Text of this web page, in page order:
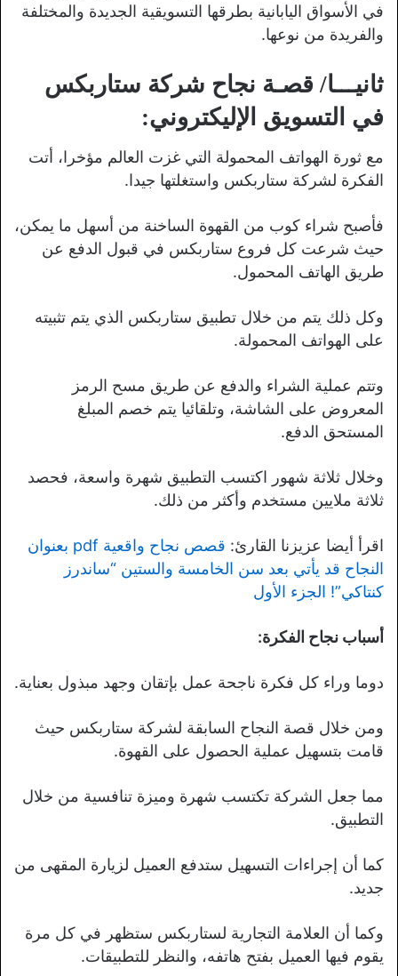
في الأسواق اليابانية بطرقها التسويقية الجديدة والمختلفة
والفريدة من نوعها.
ثانيـــا/ قصـة نجاح شركة ستاربكس
في التسويق الإليكتروني:
مع ثورة الهواتف المحمولة التي غزت العالم مؤخرا، أتت
الفكرة لشركة ستاربكس واستغلتها جيدا.
فأصبح شراء كوب من القهوة الساخنة من أسهل ما يمكن،
حيث شرعت كل فروع ستاربكس في قبول الدفع عن
طريق الهاتف المحمول.
وكل ذلك يتم من خلال تطبيق ستاربكس الذي يتم تثبيته
على الهواتف المحمولة.
وتتم عملية الشراء والدفع عن طريق مسح الرمز
المعروض على الشاشة، وتلقائيا يتم خصم المبلغ
المستحق الدفع.
وخلال ثلاثة شهور اكتسب التطبيق شهرة واسعة، فحصد
ثلاثة ملايين مستخدم وأكثر من ذلك.
اقرأ أيضا عزيزنا القارئ:
قصص نجاح واقعية pdf بعنوان
النجاح قد يأتي بعد سن الخامسة والستين “ساندرز
كنتاكي”! الجزء الأول
أسباب نجاح الفكرة:
دوما وراء كل فكرة ناجحة عمل بإتقان وجهد مبذول بعناية.
ومن خلال قصة النجاح السابقة لشركة ستاربكس حيث
قامت بتسهيل عملية الحصول على القهوة.
مما جعل الشركة تكتسب شهرة وميزة تنافسية من خلال
التطبيق.
كما أن إجراءات التسهيل ستدفع العميل لزيارة المقهى من
جديد.
وكما أن العلامة التجارية لستاربكس ستظهر في كل مرة
يقوم فيها العميل بفتح هاتفه، والنظر للتطبيقات.